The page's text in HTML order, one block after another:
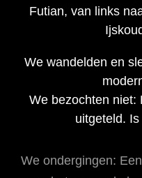
Futian, van links
We wandelden en
We bezochten niet:
uitgeteld.
We ondergingen: